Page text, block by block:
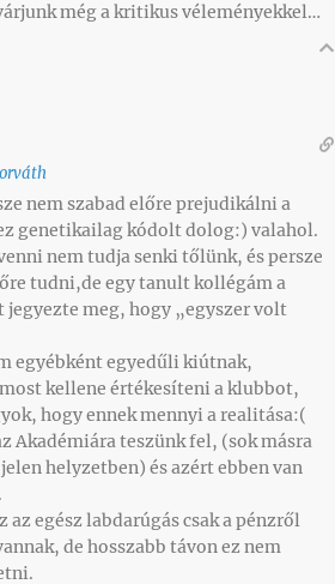
még a kritikus véleményekkel…
nem szabad előre prejudikálni a
genetikailag kódolt dolog:) valahol.
nem tudja senki tőlünk, és persze
tudni,de egy tanult kollégám a
meg, hogy „egyszer volt
egyébként egyedűli kiútnak,
kellene értékesíteni a klubbot,
hogy ennek mennyi a realitása:(
Akadémiára teszünk fel, (sok másra
helyzetben) és azért ebben van
az egész labdarúgás csak a pénzről
de hosszabb távon ez nem